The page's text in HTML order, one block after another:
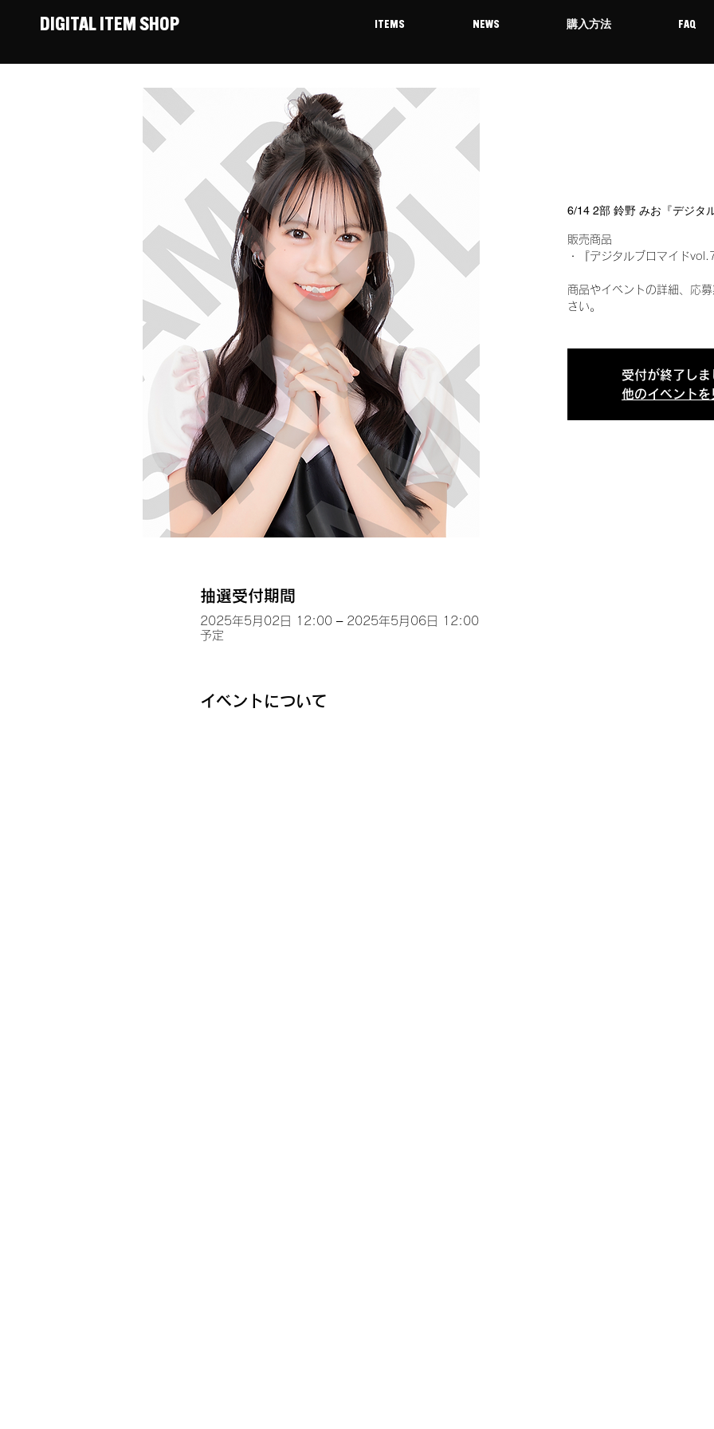
DIGITAL ITEM SHOP ITEMS NEWS 購入方法 FAQ
6/14 2部 鈴野 みお『デジタ
販売商品
・『デジタルブロマイド
商品やイベントの詳細、応
さい。
受付が終了しま
他のイベントを
抽選受付期間
2025年5月02日 12:00 – 2025年5月06日 12:00
予定
イベントについて